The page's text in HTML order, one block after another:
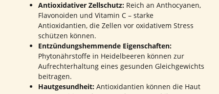
Antioxidativer Zellschutz: Reich an Anthocyanen,
Flavonoiden und Vitamin C – starke
Antioxidantien, die Zellen vor oxidativem Stress
schützen können.
Entzündungshemmende Eigenschaften:
Phytonährstoffe in Heidelbeeren können zur
Aufrechterhaltung eines gesunden Gleichgewichts
beitragen.
Hautgesundheit: Antioxidantien können die Haut